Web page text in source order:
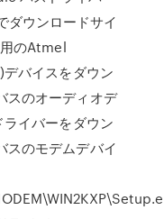
ダウンロードサイ
のAtmel
バイスをダウン
のオーディオデ
イバーをダウン
のモデムデバイ